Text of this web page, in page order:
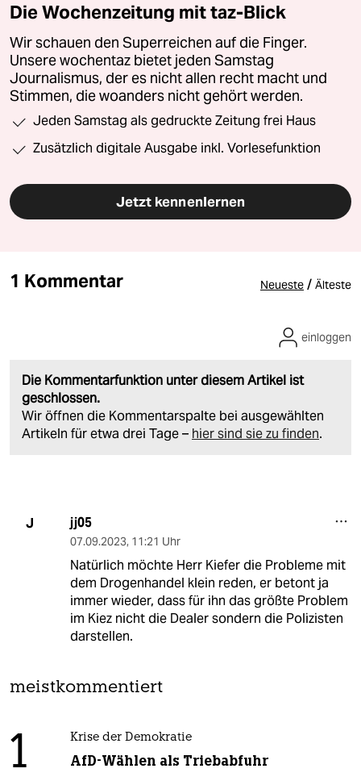
Die Wochenzeitung mit taz-Blick
Wir schauen den Superreichen auf die Finger.
Unsere wochentaz bietet jeden Samstag
Journalismus, der es nicht allen recht macht und
Stimmen, die woanders nicht gehört werden.
Jeden Samstag als gedruckte Zeitung frei Haus
Zusätzlich digitale Ausgabe inkl. Vorlesefunktion
Jetzt kennenlernen
1 Kommentar Neueste / Älteste
Die Kommentarfunktion unter diesem Artikel ist
geschlossen.
Wir öffnen die Kommentarspalte bei ausgewählten
Artikeln für etwa drei Tage – hier sind sie zu finden.
einloggen
J jj05
07.09.2023, 11:21 Uhr
Natürlich möchte Herr Kiefer die Probleme mit
dem Drogenhandel klein reden, er betont ja
immer wieder, dass für ihn das größte Problem
im Kiez nicht die Dealer sondern die Polizisten
darstellen.
meistkommentiert
1 Krise der Demokratie
AfD-Wählen als Triebabfuhr